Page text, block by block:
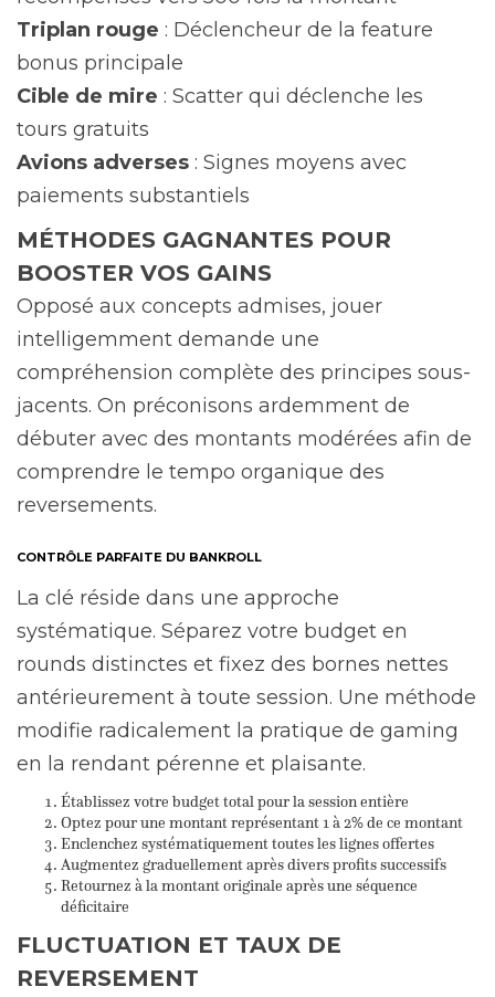
Triplan rouge : Déclencheur de la feature
bonus principale
Cible de mire : Scatter qui déclenche les
tours gratuits
Avions adverses : Signes moyens avec
paiements substantiels
MÉTHODES GAGNANTES POUR
BOOSTER VOS GAINS
Opposé aux concepts admises, jouer
intelligemment demande une
compréhension complète des principes sous-
jacents. On préconisons ardemment de
débuter avec des montants modérées afin de
comprendre le tempo organique des
reversements.
CONTRÔLE PARFAITE DU BANKROLL
La clé réside dans une approche
systématique. Séparez votre budget en
rounds distinctes et fixez des bornes nettes
antérieurement à toute session. Une méthode
modifie radicalement la pratique de gaming
en la rendant pérenne et plaisante.
Établissez votre budget total pour la session entière
Optez pour une montant représentant 1 à 2% de ce montant
Enclenchez systématiquement toutes les lignes offertes
Augmentez graduellement après divers profits successifs
Retournez à la montant originale après une séquence
déficitaire
FLUCTUATION ET TAUX DE
REVERSEMENT